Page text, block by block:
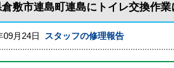
敷市連島町連島にトイレ交換作業
09月24日 スタッフの修理報告